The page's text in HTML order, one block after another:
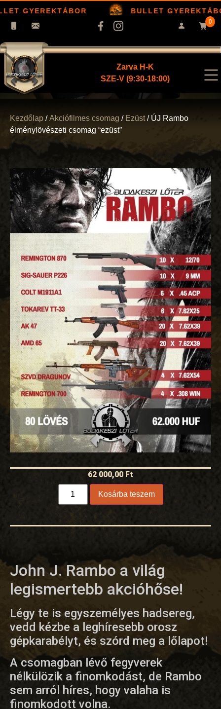
GYEREKTÁBOR BULLET
0
Zarva H-K
SZE-V (9:30-18:00)
Kezdőlap /Akciófilmes csomag / Ezüst/ ÚJ Rambo
élménylövészeti csomag “ezüst”
62 000,00 Ft
Kosárba teszem
John J. Rambo a világ
legismertebb akcióhőse!
Légy te is egyszemélyes hadsereg,
vedd kézbe a leghíresebb orosz
gépkarabélyt, és szórd meg a lőlapot!
A csomagban lévő fegyverek
nélkülözik a finomkodást, de Rambo
sem arról híres, hogy valaha is
finomkodott volna.